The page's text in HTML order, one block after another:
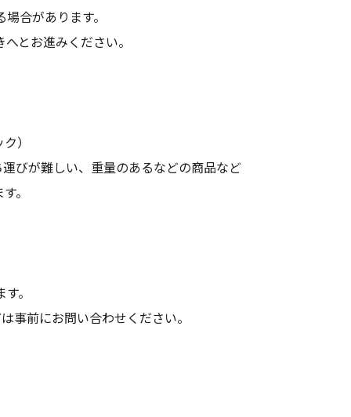
合があります。
とお進みください。
）
びが難しい、重量のあるなどの商品など
。
。
事前にお問い合わせください。